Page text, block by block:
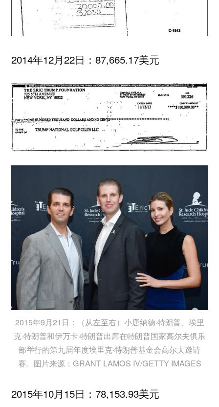
2014年12月22日：87,665.17美元
2015年9月21日：（从左至右）小唐纳德·特朗普、埃里
克·特朗普和伊万卡·特朗普出席在特朗普国家高尔夫俱乐
部举行的第九届年度埃里克·特朗普基金会高尔夫邀请
赛。图片来源：GRANT LAMOS IV/GETTY IMAGES
2015年10月15日：78,153.93美元